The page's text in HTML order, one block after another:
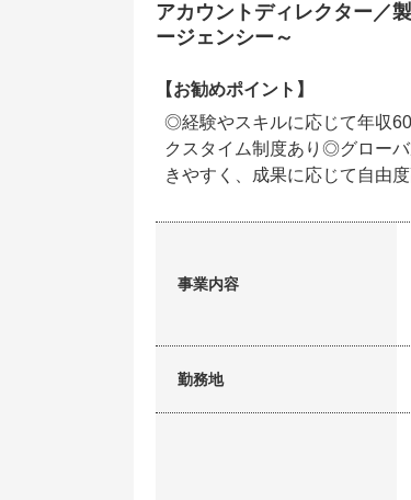
アカウントディレクター／
ージェンシー～
【お勧めポイント】
◎経験やスキルに応じて年収
クスタイム制度あり◎グロー
きやすく、成果に応じて自由
事業内容
勤務地